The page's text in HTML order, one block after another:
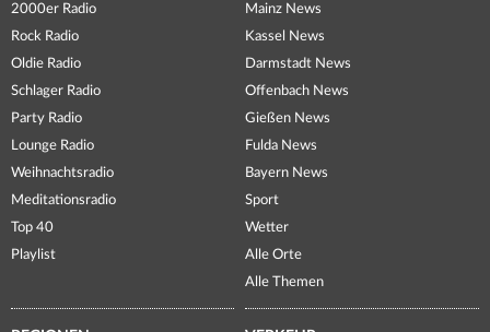
2000er Radio
Rock Radio
Oldie Radio
Schlager Radio
Party Radio
Lounge Radio
Weihnachtsradio
Meditationsradio
Top 40
Playlist
Mainz News
Kassel News
Darmstadt News
Offenbach News
Gießen News
Fulda News
Bayern News
Sport
Wetter
Alle Orte
Alle Themen